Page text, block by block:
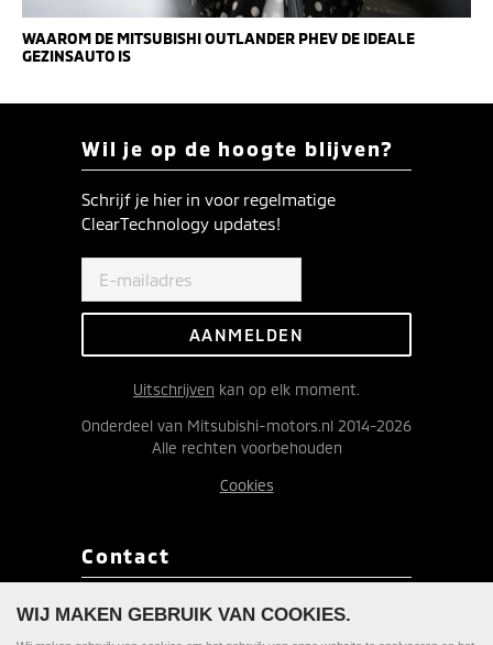
WAAROM DE MITSUBISHI OUTLANDER PHEV DE IDEALE
GEZINSAUTO IS
Wil je op de hoogte blijven?
Schrijf je hier in voor regelmatige
ClearTechnology updates!
Uitschrijven kan op elk moment.
Onderdeel van Mitsubishi-motors.nl 2014-2026
Alle rechten voorbehouden
Cookies
Contact
Redactie ClearTechnology
WIJ MAKEN GEBRUIK VAN COOKIES.